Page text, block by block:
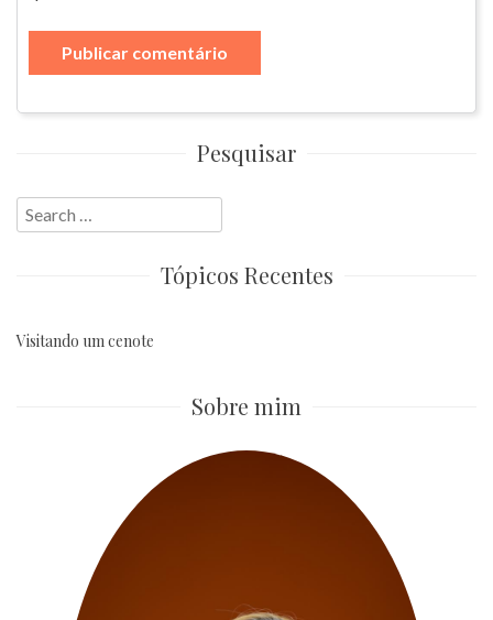
Pesquisar
Search
for:
Tópicos Recentes
Visitando um cenote
Sobre mim